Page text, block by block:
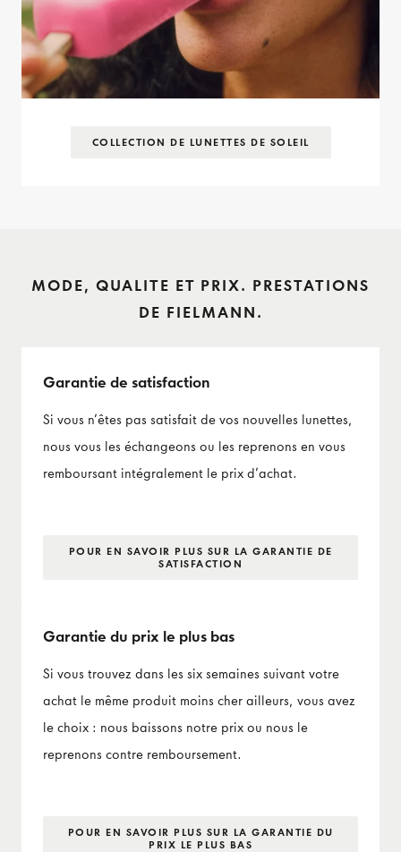
COLLECTION DE LUNETTES DE SOLEIL
MODE, QUALITE ET PRIX. PRESTATIONS
DE FIELMANN.
Garantie de satisfaction
Si vous n’êtes pas satisfait de vos nouvelles lunettes,
nous vous les échangeons ou les reprenons en vous
remboursant intégralement le prix d’achat.
POUR EN SAVOIR PLUS SUR LA GARANTIE DE
SATISFACTION
Garantie du prix le plus bas
Si vous trouvez dans les six semaines suivant votre
achat le même produit moins cher ailleurs, vous avez
le choix : nous baissons notre prix ou nous le
reprenons contre remboursement.
POUR EN SAVOIR PLUS SUR LA GARANTIE DU
PRIX LE PLUS BAS